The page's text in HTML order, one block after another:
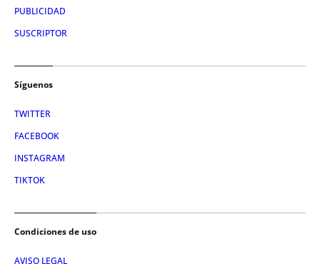
PUBLICIDAD
SUSCRIPTOR
Síguenos
TWITTER
FACEBOOK
INSTAGRAM
TIKTOK
Condiciones de uso
AVISO LEGAL